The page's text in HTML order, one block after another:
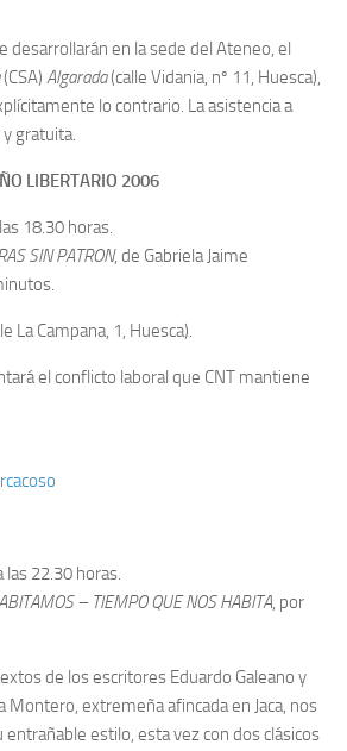
desarrollarán en la sede del Ateneo, el
(CSA) Algarada(calle Vidania, nº 11, Huesca),
lo contrario. La asistencia a
gratuita.
LIBERTARIO 2006
18.30 horas.
SIN PATRON, de Gabriela Jaime
La Campana, 1, Huesca).
el conflicto laboral que CNT mantiene
las 22.30 horas.
– TIEMPO QUE NOS HABITA, por
de los escritores Eduardo Galeano y
Montero, extremeña afincada en Jaca, nos
entrañable estilo, esta vez con dos clásicos